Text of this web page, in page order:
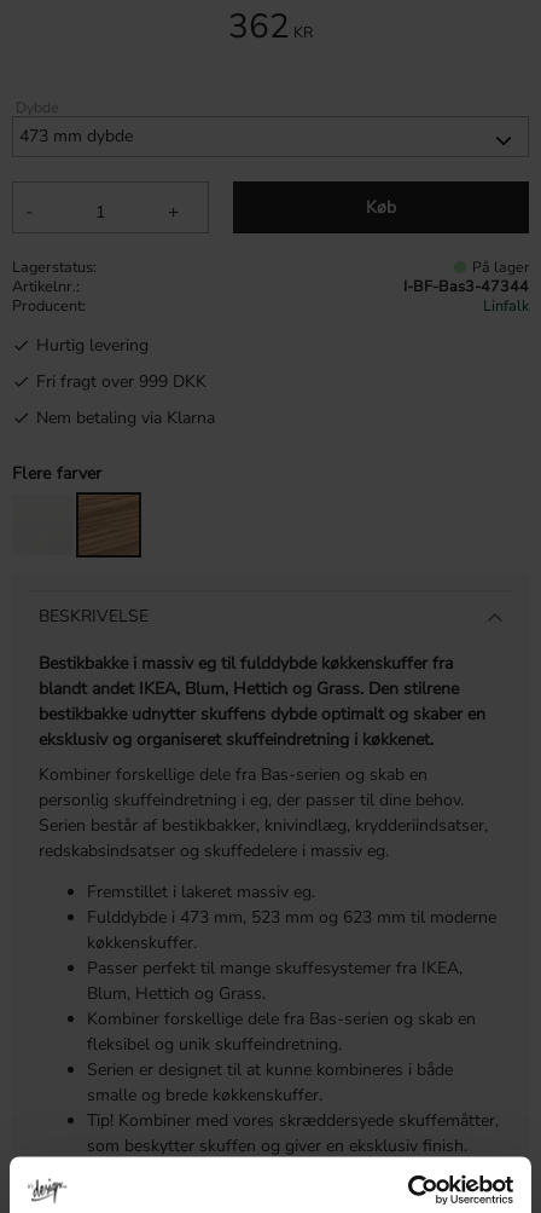
362 KR
Dybde
+
- Køb
Lagerstatus På lager
Artikelnr.
I-BF-Bas3-47344
Producent
Linfalk
Hurtig levering
Fri fragt over 999 DKK
Nem betaling via Klarna
Flere farver
BESKRIVELSE
Bestikbakke i massiv eg til fulddybde køkkenskuffer fra
blandt andet IKEA, Blum, Hettich og Grass. Den stilrene
bestikbakke udnytter skuffens dybde optimalt og skaber en
eksklusiv og organiseret skuffeindretning i køkkenet.
Kombiner forskellige dele fra Bas-serien og skab en
personlig skuffeindretning i eg, der passer til dine behov.
Serien består af bestikbakker, knivindlæg, krydderiindsatser,
redskabsindsatser og skuffedelere i massiv eg.
Fremstillet i lakeret massiv eg.
Fulddybde i 473 mm, 523 mm og 623 mm til moderne
køkkenskuffer.
Passer perfekt til mange skuffesystemer fra IKEA,
Blum, Hettich og Grass.
Kombiner forskellige dele fra Bas-serien og skab en
fleksibel og unik skuffeindretning.
Serien er designet til at kunne kombineres i både
smalle og brede køkkenskuffer.
Tip! Kombiner med vores skræddersyede skuffemåtter,
som beskytter skuffen og giver en eksklusiv finish.